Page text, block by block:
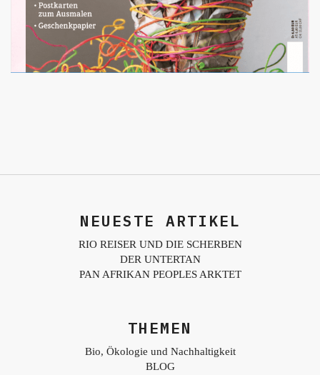
NEUESTE ARTIKEL
RIO REISER UND DIE SCHERBEN
DER UNTERTAN
PAN AFRIKAN PEOPLES ARKTET
THEMEN
Bio, Ökologie und Nachhaltigkeit
BLOG